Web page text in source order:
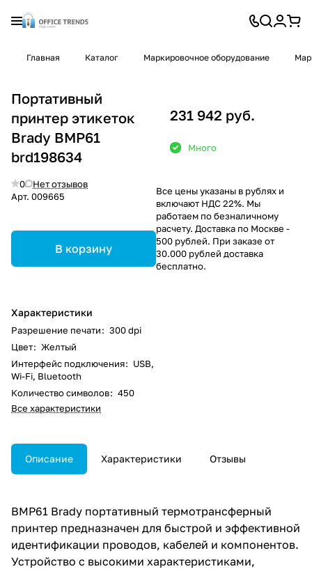
Главная Каталог Маркировочное оборудование
Портативный
принтер этикеток
Brady BMP61
brd198634
0
Нет отзывов
Арт. 009665
В корзину
Характеристики
Разрешение печати: 300 dpi
Цвет: Желтый
Интерфейс подключения: USB,
Wi-Fi, Bluetooth
Количество символов: 450
Все характеристики
231 942 руб.
Много
Все цены указаны в рублях и
включают НДС 22%. Мы
работаем по безналичному
расчету. Доставка по Москве -
500 рублей. При заказе от
30.000 рублей доставка
бесплатно.
Описание Характеристики Отзывы
BMP61 Brady портативный термотрансферный
принтер предназначен для быстрой и эффективной
идентификации проводов, кабелей и компонентов.
Устройство с высокими характеристиками,